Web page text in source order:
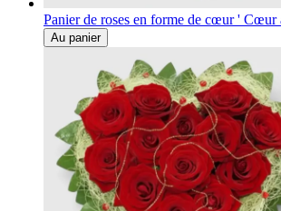
Panier de roses en forme de cœur ' Cœur
Au panier